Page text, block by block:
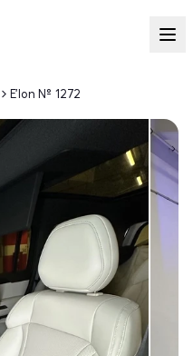
E'lon № 1272